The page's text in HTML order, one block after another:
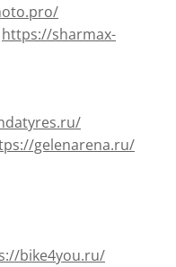
https://sharmax-
gelenarena.ru/
bike4you.ru/